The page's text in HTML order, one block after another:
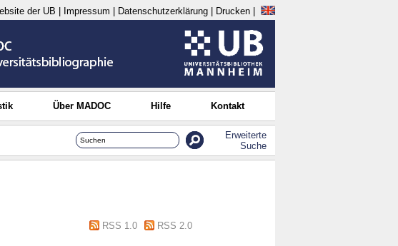
der UB Impressum Datenschutzerklärung Drucken
Über MADOC Hilfe Kontakt
Erweiterte
Suche
RSS 1.0
RSS 2.0